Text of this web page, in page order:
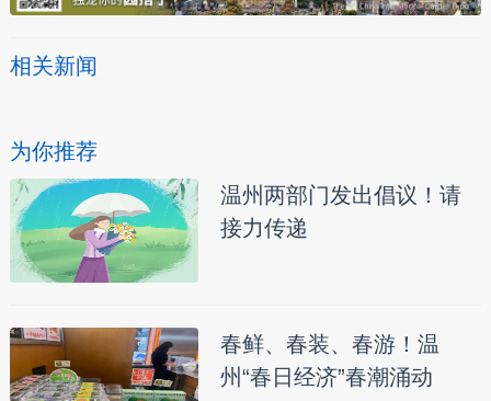
相关新闻
为你推荐
温州两部门发出倡议！请
接力传递
春鲜、春装、春游！温
州“春日经济”春潮涌动